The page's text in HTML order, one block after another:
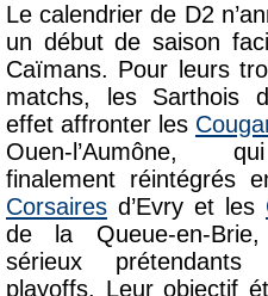
Le calendrier de D2
un début de saison
Caïmans. Pour leurs
matchs, les Sarthois
effet affronter les
Ouen-l’Aumône,
finalement réintégrés
Corsaires d’Evry et les
de la Queue-en-
sérieux
playoffs. Leur objectif